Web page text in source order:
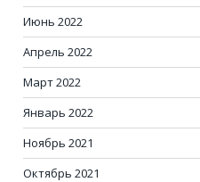
Июнь 2022
Апрель 2022
Март 2022
Январь 2022
Ноябрь 2021
Октябрь 2021